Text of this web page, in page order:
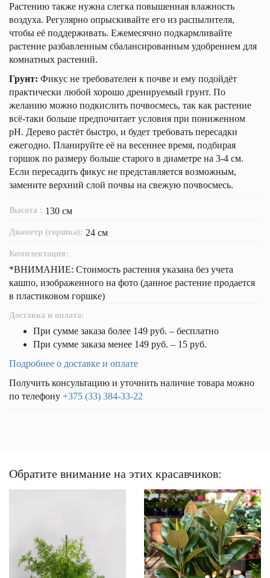
Растению также нужна слегка повышенная влажность
воздуха. Регулярно опрыскивайте его из распылителя,
чтобы её поддерживать. Ежемесячно подкармливайте
растение разбавленным сбалансированным удобрением для
комнатных растений.
Грунт: Фикус не требователен к почве и ему подойдёт
практически любой хорошо дренируемый грунт. По
желанию можно подкислить почвосмесь, так как растение
всё-таки больше предпочитает условия при пониженном
рН. Дерево растёт быстро, и будет требовать пересадки
ежегодно. Планируйте её на весеннее время, подбирая
горшок по размеру больше старого в диаметре на 3-4 см.
Если пересадить фикус не представляется возможным,
замените верхний слой почвы на свежую почвосмесь.
Высота : 130 см
Диаметр (горшка): 24 см
Комплектация:
*ВНИМАНИЕ: Стоимость растения указана без учета
кашпо, изображенного на фото (данное растение продается
в пластиковом горшке)
Доставка и оплата:
При сумме заказа более 149 руб. – бесплатно
При сумме заказа менее 149 руб. – 15 руб.
Подробнее о доставке и оплате
Получить консультацию и уточнить наличие товара можно
по телефону +375 (33) 384-33-22
Обратите внимание на этих красавчиков: